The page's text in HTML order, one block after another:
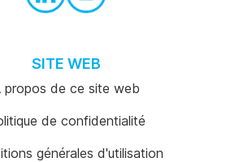
SITE WEB
propos de ce site web
de confidentialité
générales d'utilisation